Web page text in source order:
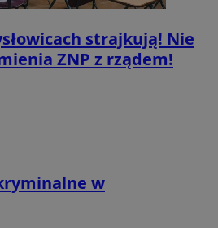
strajkują! Nie
ZNP z rządem!
w